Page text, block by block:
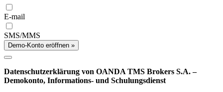
E-mail
SMS/MMS
Demo-Konto eröffnen »
Datenschutzerklärung von OANDA TMS Brokers S.A. –
Demokonto, Informations- und Schulungsdienst